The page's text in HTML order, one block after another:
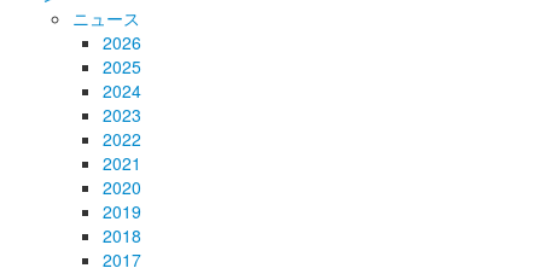
ニュース
2026
2025
2024
2023
2022
2021
2020
2019
2018
2017